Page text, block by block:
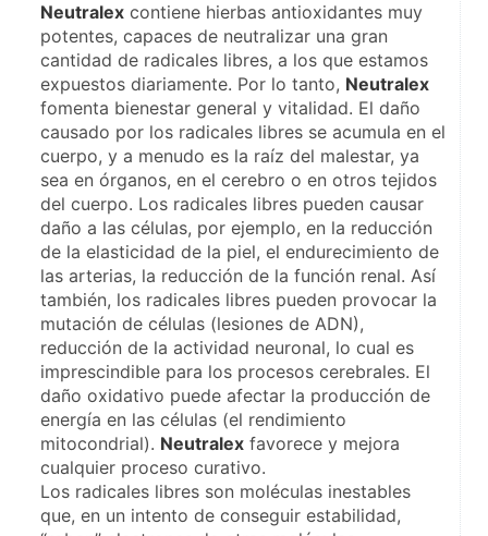
Neutralex contiene hierbas antioxidantes muy
potentes, capaces de neutralizar una gran
cantidad de radicales libres, a los que estamos
expuestos diariamente. Por lo tanto, Neutralex
fomenta bienestar general y vitalidad. El daño
causado por los radicales libres se acumula en el
cuerpo, y a menudo es la raíz del malestar, ya
sea en órganos, en el cerebro o en otros tejidos
del cuerpo. Los radicales libres pueden causar
daño a las células, por ejemplo, en la reducción
de la elasticidad de la piel, el endurecimiento de
las arterias, la reducción de la función renal. Así
también, los radicales libres pueden provocar la
mutación de células (lesiones de ADN),
reducción de la actividad neuronal, lo cual es
imprescindible para los procesos cerebrales. El
daño oxidativo puede afectar la producción de
energía en las células (el rendimiento
mitocondrial). Neutralex favorece y mejora
cualquier proceso curativo.
Los radicales libres son moléculas inestables
que, en un intento de conseguir estabilidad,